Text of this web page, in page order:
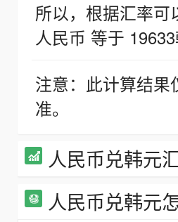
所以，根据汇率可
人民币 等于
注意：此计算结
准。
人民币兑韩元
人民币兑韩元